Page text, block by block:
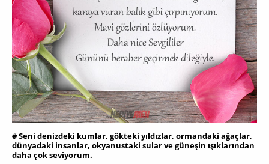
# Seni denizdeki kumlar, gökteki yıldızlar, ormandaki ağaçlar,
dünyadaki insanlar, okyanustaki sular ve güneşin ışıklarından
daha çok seviyorum.